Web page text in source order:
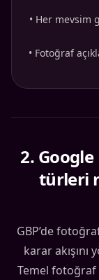
• Her mevsim
• Fotoğraf
2.
türleri
GBP’de
karar
Temel